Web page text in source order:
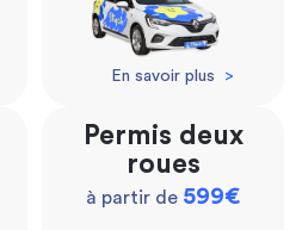
En savoir plus >
Permis deux
roues
à partir de 599€